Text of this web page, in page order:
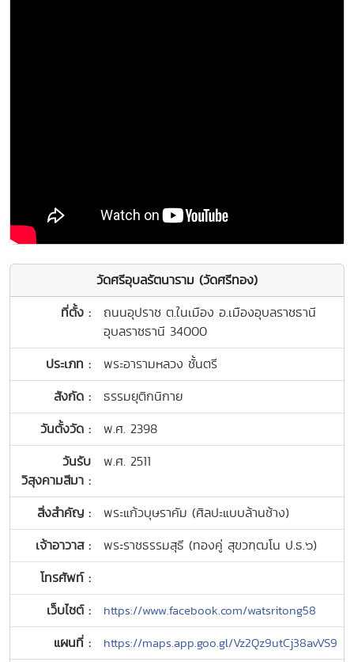
วัดศรีอุบลรัตนาราม (วัดศรีทอง)
ที่ตั้ง :
ถนนอุปราช ต.ในเมือง อ.เมืองอุบลราชธานี
อุบลราชธานี 34000
ประเภท :
พระอารามหลวง ชั้นตรี
สังกัด :
ธรรมยุติกนิกาย
วันตั้งวัด :
พ.ศ. 2398
วันรับ
วิสุงคามสีมา :
พ.ศ. 2511
สิ่งสำคัญ :
พระแก้วบุษราคัม (ศิลปะแบบล้านช้าง)
เจ้าอาวาส :
พระราชธรรมสุธี (ทองคู่ สุขวฑฺฒโน ป.ธ.๖)
โทรศัพท์ :
เว็บไซต์ :
https://www.facebook.com/watsritong58
แผนที่ : https://maps.app.goo.gl/Vz2Qz9utCj38avVS9